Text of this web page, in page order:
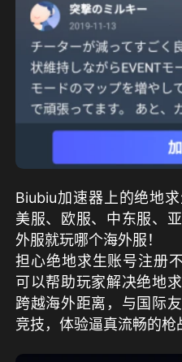
Biubiu加速器上的绝地
美服、欧服、中东服、
外服就玩哪个海外服！
担心绝地求生账号注册
可以帮助玩家解决绝地
跨越海外距离，与国际
竞技，体验逼真流畅的枪